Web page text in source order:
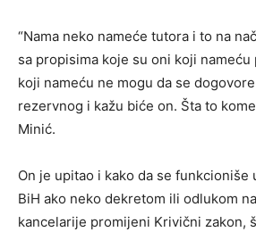
“Nama neko nameće tutora i to na
sa propisima koje su oni koji nameću
koji nameću ne mogu da se
rezervnog i kažu biće on. Šta to
Minić.
On je upitao i kako da se funkcioniše
BiH ako neko dekretom ili odlukom
kancelarije promijeni Krivični zakon,